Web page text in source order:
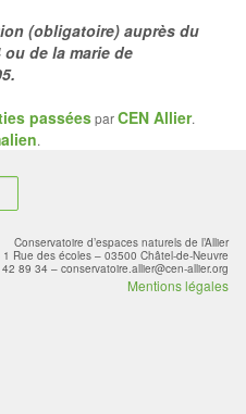
(obligatoire) auprès du
ou de la marie de
passéesparCEN Allier.
.
Conservatoire d’espaces naturels de l’Allier
Rue des écoles – 03500 Châtel-de-Neuvre
89 34 – conservatoire.allier@cen-allier.org
Mentions légales